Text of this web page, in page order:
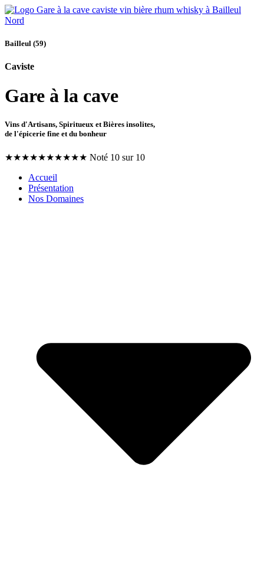
Bailleul (59)
Caviste
Gare à la cave
Vins d'Artisans, Spiritueux et Bières insolites,
de l'épicerie fine et du bonheur
★★★★★★★★★★ Noté 10 sur 10
Accueil
Présentation
Nos Domaines